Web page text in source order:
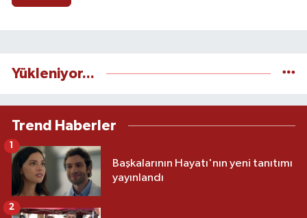
Yükleniyor...
Trend Haberler
Başkalarının Hayatı'nın yeni tanıtımı
yayınlandı
1
2